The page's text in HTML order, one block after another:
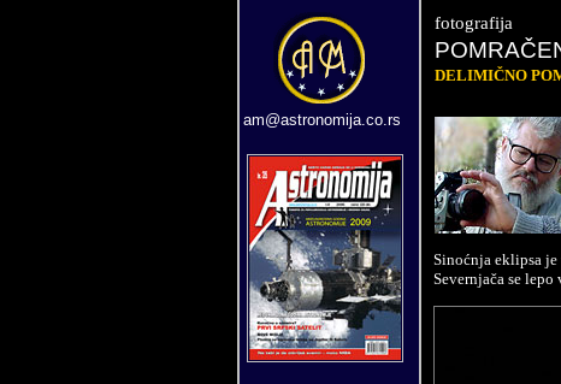
am@astronomija.co.rs
fotografija
DELIMIČNO
Sinoćnja eklipsa je
Severnjača se